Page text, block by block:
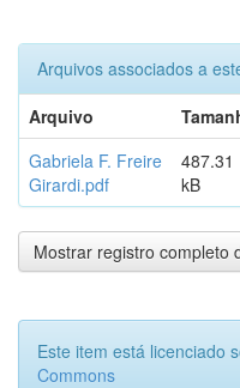
Arquivos associados a
Arquivo
Gabriela F. Freire
Girardi.pdf
487.31
kB
Mostrar registro completo
Este item está licenciado
Commons